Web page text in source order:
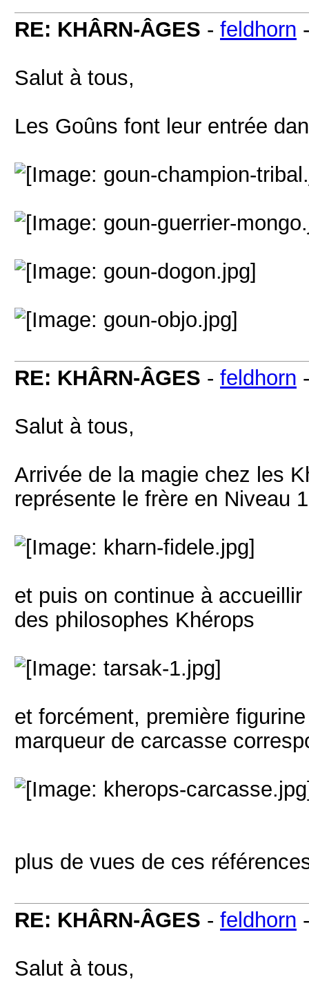
RE: KHÂRN-ÂGES - feldhorn
Salut à tous,
Les Goûns font leur entrée
RE: KHÂRN-ÂGES - feldhorn
Salut à tous,
Arrivée de la magie chez les
représente le frère en Niveau
et puis on continue à
des philosophes Khérops
et forcément, première
marqueur de carcasse
plus de vues de ces
RE: KHÂRN-ÂGES - feldhorn
Salut à tous,